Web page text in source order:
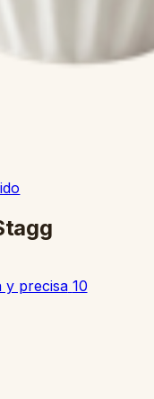
y precisa 10